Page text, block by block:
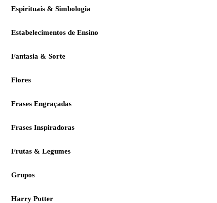
Espirituais & Simbologia
Estabelecimentos de Ensino
Fantasia & Sorte
Flores
Frases Engraçadas
Frases Inspiradoras
Frutas & Legumes
Grupos
Harry Potter